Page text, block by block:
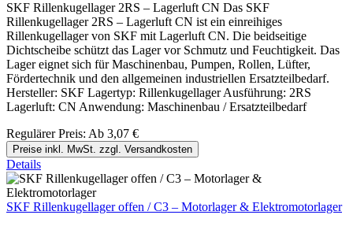
SKF Rillenkugellager 2RS – Lagerluft CN Das SKF
Rillenkugellager 2RS – Lagerluft CN ist ein einreihiges
Rillenkugellager von SKF mit Lagerluft CN. Die beidseitige
Dichtscheibe schützt das Lager vor Schmutz und Feuchtigkeit. Das
Lager eignet sich für Maschinenbau, Pumpen, Rollen, Lüfter,
Fördertechnik und den allgemeinen industriellen Ersatzteilbedarf.
Hersteller: SKF Lagertyp: Rillenkugellager Ausführung: 2RS
Lagerluft: CN Anwendung: Maschinenbau / Ersatzteilbedarf
Regulärer Preis: Ab 3,07 €
Preise inkl. MwSt. zzgl. Versandkosten
Details
SKF Rillenkugellager offen / C3 – Motorlager & Elektromotorlager